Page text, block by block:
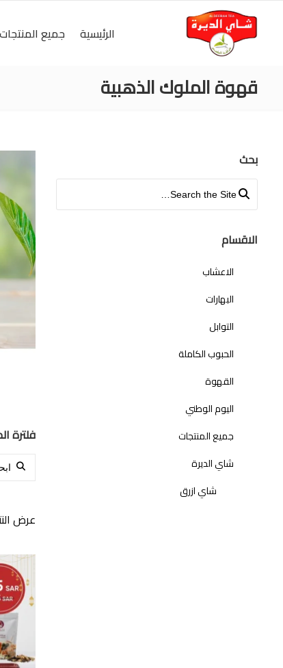
الرئيسية جميع المنتجات
قهوة الملوك الذهبية
فلترة
for:
عرض
بحث
Search for:
الاقسام
الاعشاب
البهارات
التوابل
الحبوب الكاملة
القهوة
اليوم الوطني
جميع المنتجات
شاي الديرة
شاي ازرق